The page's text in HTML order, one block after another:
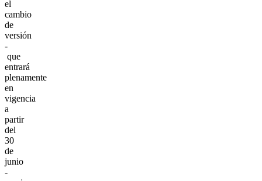
el
cambio
de
versión
-
que
entrará
plenamente
en
vigencia
a
partir
del
30
de
junio
-